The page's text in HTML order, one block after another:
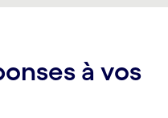
à vos